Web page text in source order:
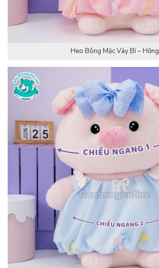
Heo Bông Mặc Váy Bí – Hồng